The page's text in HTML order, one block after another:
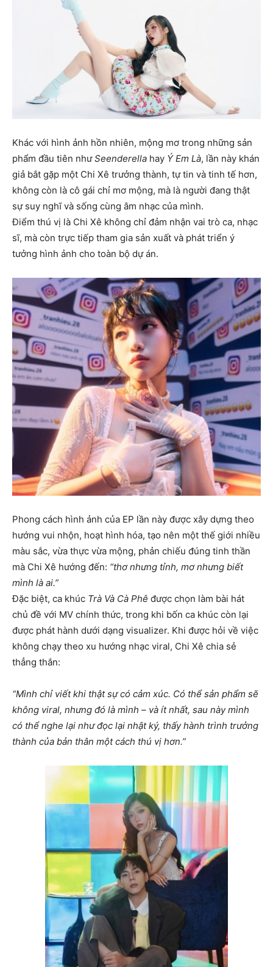
Khác với hình ảnh hồn nhiên, mộng mơ trong những sản
phẩm đầu tiên nhưSeenderella hay Ý Em Là, lần này khán
giả bắt gặp một Chi Xê trưởng thành, tự tin và tinh tế hơn,
không còn là cô gái chỉ mơ mộng, mà là người đang thật
sự suy nghĩ và sống cùng âm nhạc của mình.
Điểm thú vị là Chi Xê không chỉ đảm nhận vai trò ca, nhạc
sĩ, mà còn trực tiếp tham gia sản xuất và phát triển ý
tưởng hình ảnh cho toàn bộ dự án.
Phong cách hình ảnh của EP lần này được xây dựng theo
hướng vui nhộn, hoạt hình hóa, tạo nên một thế giới nhiều
màu sắc, vừa thực vừa mộng, phản chiếu đúng tinh thần
mà Chi Xê hướng đến: “thơ nhưng tỉnh, mơ nhưng biết
mình là ai.”
Đặc biệt, ca khúc Trà Và Cà Phê được chọn làm bài hát
chủ đề với MV chính thức, trong khi bốn ca khúc còn lại
được phát hành dưới dạng visualizer. Khi được hỏi về việc
không chạy theo xu hướng nhạc viral, Chi Xê chia sẻ
thẳng thắn:
“Mình chỉ viết khi thật sự có cảm xúc. Có thể sản phẩm sẽ
không viral, nhưng đó là mình – và ít nhất, sau này mình
có thể nghe lại như đọc lại nhật ký, thấy hành trình trưởng
thành của bản thân một cách thú vị hơn.”